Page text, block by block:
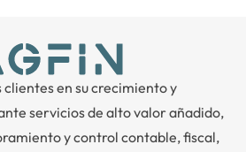
en su crecimiento y
servicios de alto valor añadido,
y control contable, fiscal,